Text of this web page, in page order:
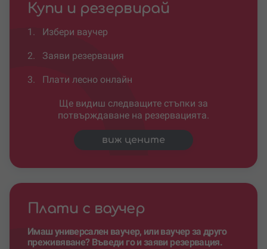
Купи и резервирай
1. Избери ваучер
2. Заяви резервация
3. Плати лесно онлайн
Ще видиш следващите стъпки за
потвърждаване на резервацията.
виж цените
Плати с ваучер
Имаш универсален ваучер, или ваучер за друго
преживяване? Въведи го и заяви резервация.